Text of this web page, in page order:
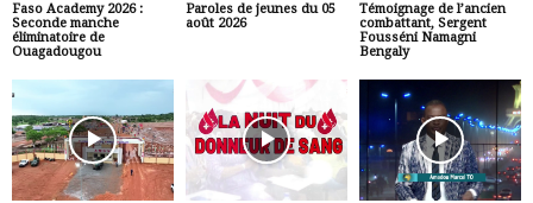
Faso Academy 2026 :
Seconde manche
éliminatoire de
Ouagadougou
Paroles de jeunes du 05
août 2026
Témoignage de l’ancien
combattant, Sergent
Fousséni Namagni
Bengaly